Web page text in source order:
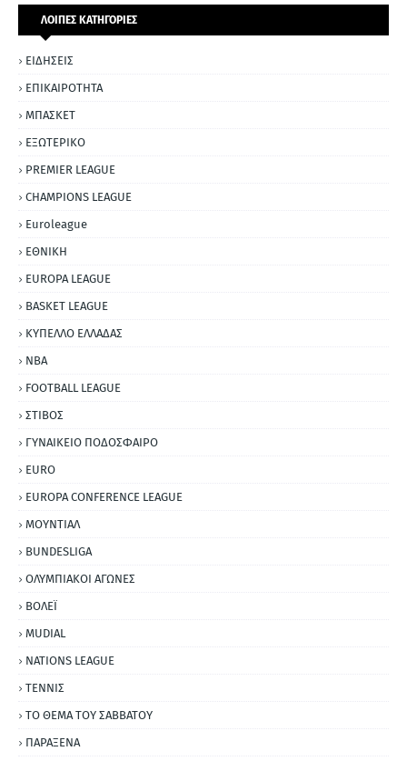
ΛΟΙΠΕΣ ΚΑΤΗΓΟΡΙΕΣ
ΕΙΔΗΣΕΙΣ
ΕΠΙΚΑΙΡΟΤΗΤΑ
ΜΠΑΣΚΕΤ
ΕΞΩΤΕΡΙΚΟ
PREMIER LEAGUE
CHAMPIONS LEAGUE
Euroleague
ΕΘΝΙΚΗ
EUROPA LEAGUE
BASKET LEAGUE
ΚΥΠΕΛΛΟ ΕΛΛΑΔΑΣ
NBA
FOOTBALL LEAGUE
ΣΤΙΒΟΣ
ΓΥΝΑΙΚΕΙΟ ΠΟΔΟΣΦΑΙΡΟ
EURO
EUROPA CONFERENCE LEAGUE
ΜΟΥΝΤΙΑΛ
BUNDESLIGA
ΟΛΥΜΠΙΑΚΟΙ ΑΓΩΝΕΣ
ΒΟΛΕΪ
MUDIAL
NATIONS LEAGUE
ΤΕΝΝΙΣ
ΤΟ ΘΕΜΑ ΤΟΥ ΣΑΒΒΑΤΟΥ
ΠΑΡΑΞΕΝΑ